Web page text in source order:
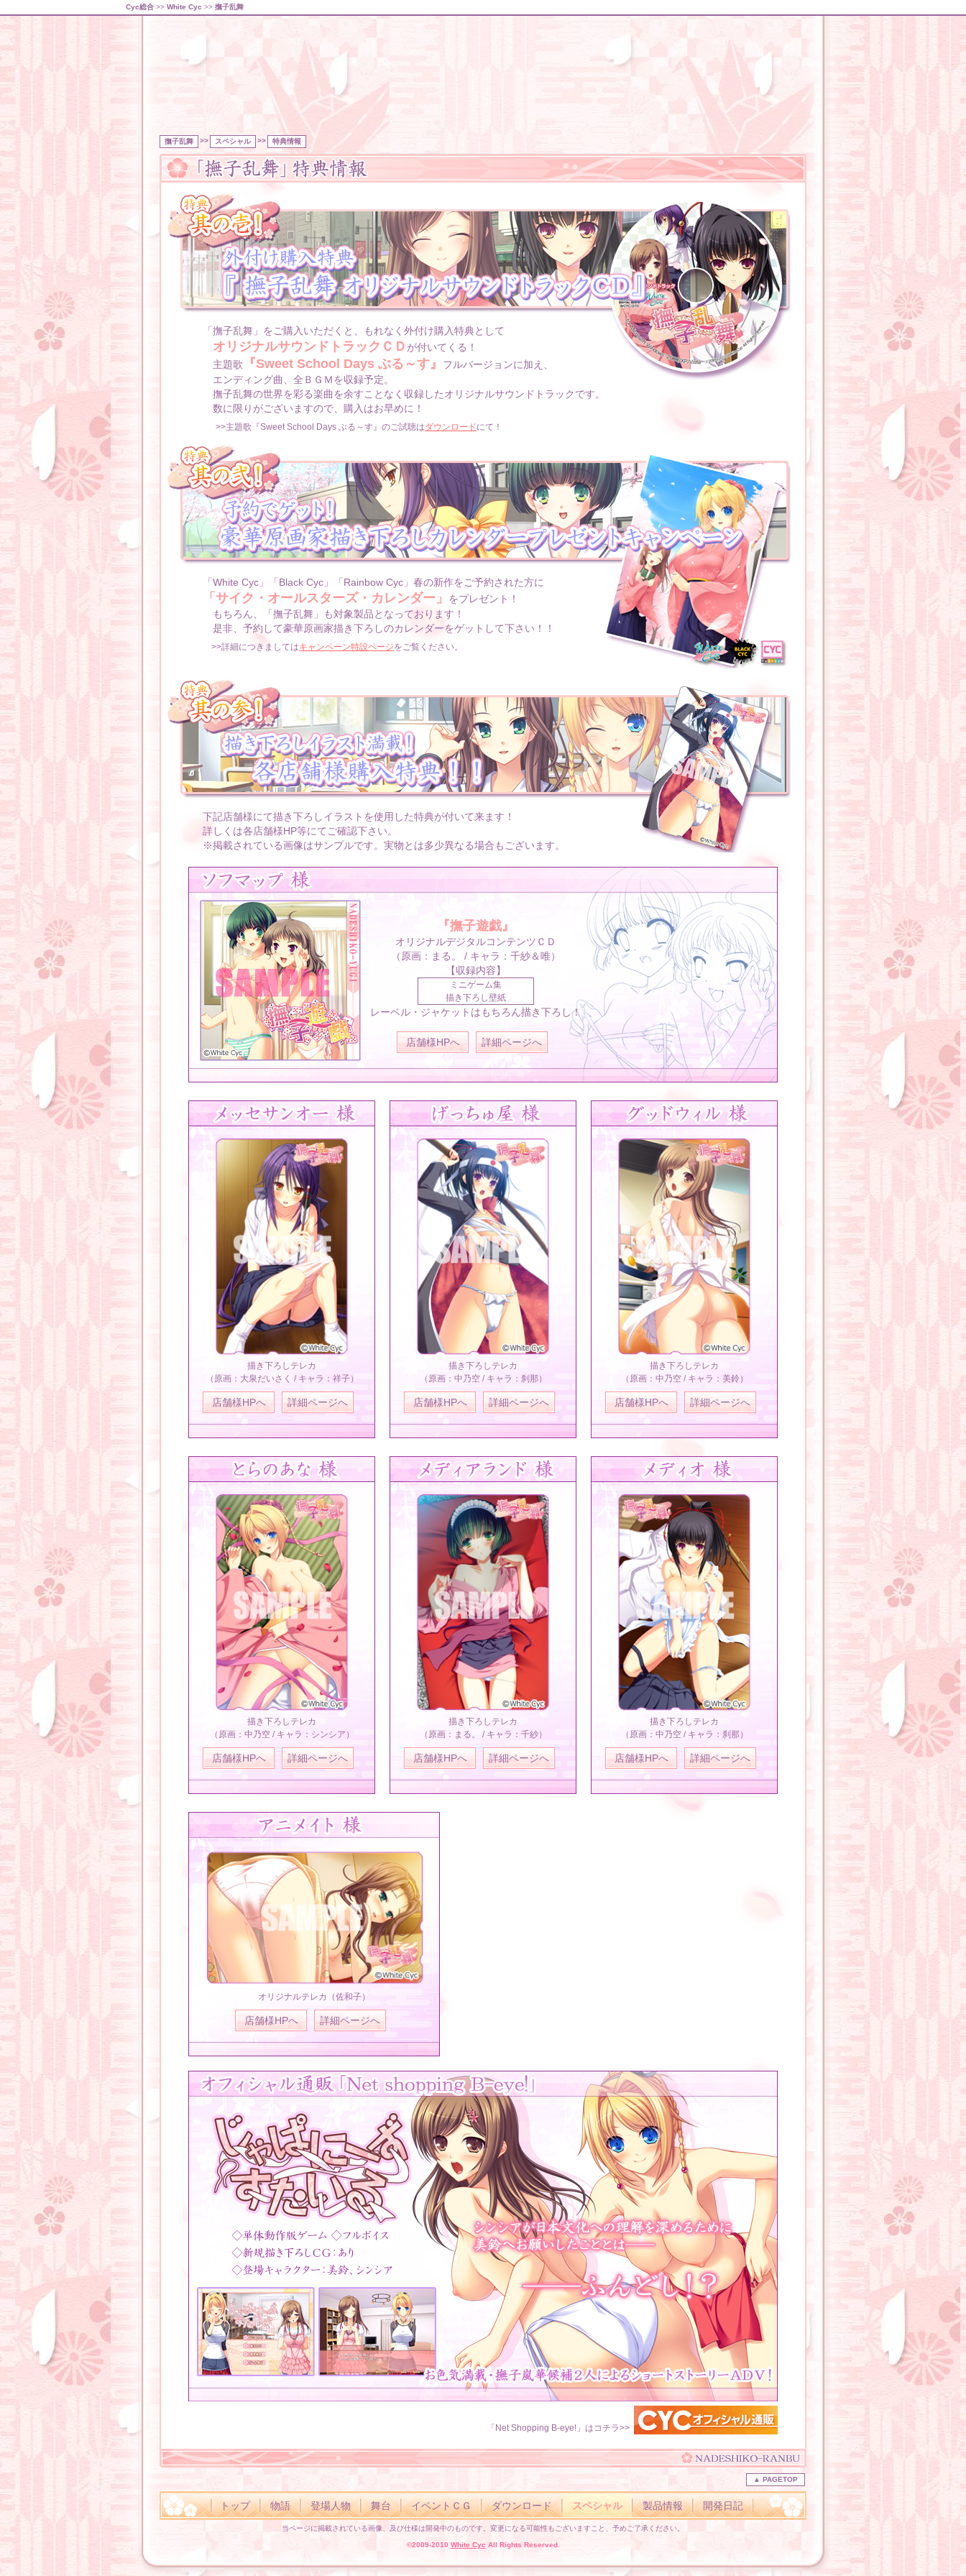
Cyc総合>> White Cyc >> 撫子乱舞
撫子乱舞 >> スペシャル >> 特典情報
「撫子乱舞」をご購入いただくと、もれなく外付け購入特典として
オリジナルサウンドトラックＣＤ が付いてくる！
主題歌
『Sweet School Days ぶる～す』
フルバージョンに加え、
エンディング曲、全ＢＧＭを収録予定。
撫子乱舞の世界を彩る楽曲を余すことなく収録したオリジナルサウンドトラックです。
数に限りがございますので、購入はお早めに！
>>主題歌『Sweet School Days ぶる～す』のご試聴はダウンロードにて！
「White Cyc」「Black Cyc」「Rainbow Cyc」春の新作をご予約された方に
「サイク・オールスターズ・カレンダー」
をプレゼント！
もちろん、「撫子乱舞」も対象製品となっております！
是非、予約して豪華原画家描き下ろしのカレンダーをゲットして下さい！！
>>詳細につきましてはキャンペーン特設ページをご覧ください。
下記店舗様にて描き下ろしイラストを使用した特典が付いて来ます！
詳しくは各店舗様HP等にてご確認下さい。
※掲載されている画像はサンプルです。実物とは多少異なる場合もございます。
『撫子遊戯』
オリジナルデジタルコンテンツＣＤ
（原画：まる。 / キャラ：千紗＆唯）
【収録内容】
ミニゲーム集
描き下ろし壁紙
レーベル・ジャケットはもちろん描き下ろし！
店舗様HPへ 詳細ページへ
描き下ろしテレカ
（原画：大泉だいさく / キャラ：祥子）
店舗様HPへ 詳細ページへ
描き下ろしテレカ
（原画：中乃空 / キャラ：刹那）
店舗様HPへ 詳細ページへ
描き下ろしテレカ
（原画：中乃空 / キャラ：美鈴）
店舗様HPへ 詳細ページへ
描き下ろしテレカ
（原画：中乃空 / キャラ：シンシア）
店舗様HPへ 詳細ページへ
描き下ろしテレカ
（原画：まる。 / キャラ：千紗）
店舗様HPへ 詳細ページへ
描き下ろしテレカ
（原画：中乃空 / キャラ：刹那）
店舗様HPへ 詳細ページへ
オリジナルテレカ（佐和子）
店舗様HPへ 詳細ページへ
「Net Shopping B-eye!」はコチラ>>
▲ PAGETOP
トップ 物語 登場人物 舞台 イベントＣＧ ダウンロード スペシャル 製品情報 開発日記
当ページに掲載されている画像、及び仕様は開発中のものです。変更になる可能性もございますこと、予めご了承ください。
©2009-2010 White Cyc All Rights Reserved.